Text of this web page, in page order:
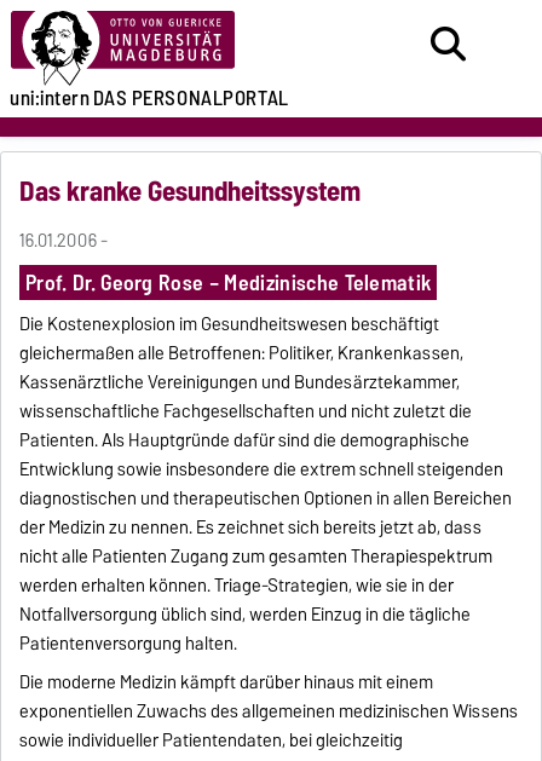
uni:internDAS PERSONALPORTAL
Das kranke Gesundheitssystem
16.01.2006 -
Prof. Dr. Georg Rose – Medizinische Telematik
Die Kostenexplosion im Gesundheitswesen beschäftigt
gleichermaßen alle Betroffenen: Politiker, Krankenkassen,
Kassenärztliche Vereinigungen und Bundesärztekammer,
wissenschaftliche Fachgesellschaften und nicht zuletzt die
Patienten. Als Hauptgründe dafür sind die demographische
Entwicklung sowie insbesondere die extrem schnell steigenden
diagnostischen und therapeutischen Optionen in allen Bereichen
der Medizin zu nennen. Es zeichnet sich bereits jetzt ab, dass
nicht alle Patienten Zugang zum gesamten Therapiespektrum
werden erhalten können. Triage-Strategien, wie sie in der
Notfallversorgung üblich sind, werden Einzug in die tägliche
Patientenversorgung halten.
Die moderne Medizin kämpft darüber hinaus mit einem
exponentiellen Zuwachs des allgemeinen medizinischen Wissens
sowie individueller Patientendaten, bei gleichzeitig